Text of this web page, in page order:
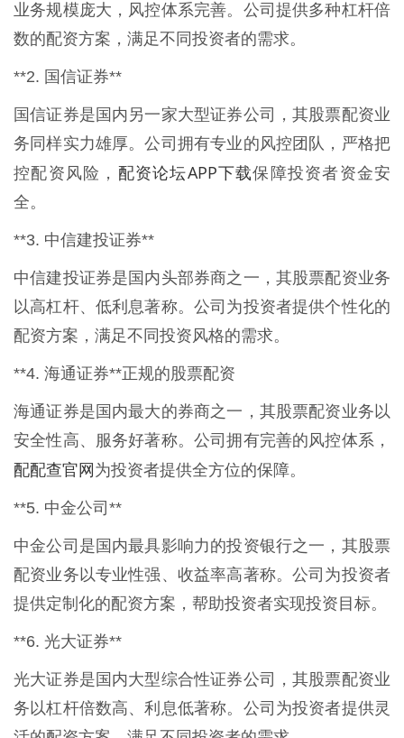
业务规模庞大，风控体系完善。公司提供多种杠杆倍
数的配资方案，满足不同投资者的需求。
**2. 国信证券**
国信证券是国内另一家大型证券公司，其股票配资业
务同样实力雄厚。公司拥有专业的风控团队，严格把
控配资风险， 配资论坛APP下载保障投资者资金安
全。
**3. 中信建投证券**
中信建投证券是国内头部券商之一，其股票配资业务
以高杠杆、低利息著称。公司为投资者提供个性化的
配资方案，满足不同投资风格的需求。
**4. 海通证券**正规的股票配资
海通证券是国内最大的券商之一，其股票配资业务以
安全性高、服务好著称。公司拥有完善的风控体系，
配配查官网为投资者提供全方位的保障。
**5. 中金公司**
中金公司是国内最具影响力的投资银行之一，其股票
配资业务以专业性强、收益率高著称。公司为投资者
提供定制化的配资方案，帮助投资者实现投资目标。
**6. 光大证券**
光大证券是国内大型综合性证券公司，其股票配资业
务以杠杆倍数高、利息低著称。公司为投资者提供灵